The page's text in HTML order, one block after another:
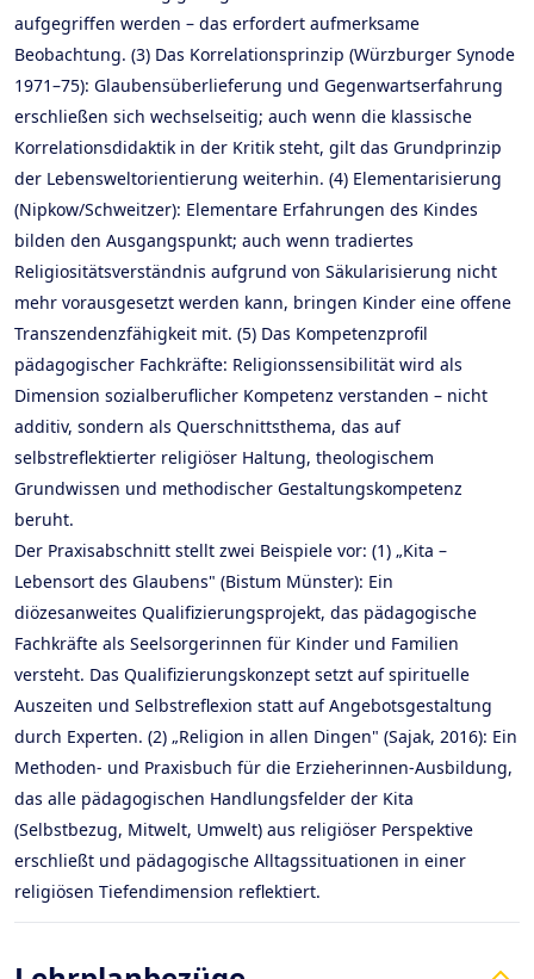
aufgegriffen werden – das erfordert aufmerksame
Beobachtung. (3) Das Korrelationsprinzip (Würzburger Synode
1971–75): Glaubensüberlieferung und Gegenwartserfahrung
erschließen sich wechselseitig; auch wenn die klassische
Korrelationsdidaktik in der Kritik steht, gilt das Grundprinzip
der Lebensweltorientierung weiterhin. (4) Elementarisierung
(Nipkow/Schweitzer): Elementare Erfahrungen des Kindes
bilden den Ausgangspunkt; auch wenn tradiertes
Religiositätsverständnis aufgrund von Säkularisierung nicht
mehr vorausgesetzt werden kann, bringen Kinder eine offene
Transzendenzfähigkeit mit. (5) Das Kompetenzprofil
pädagogischer Fachkräfte: Religionssensibilität wird als
Dimension sozialberuflicher Kompetenz verstanden – nicht
additiv, sondern als Querschnittsthema, das auf
selbstreflektierter religiöser Haltung, theologischem
Grundwissen und methodischer Gestaltungskompetenz
beruht.
Der Praxisabschnitt stellt zwei Beispiele vor: (1) „Kita –
Lebensort des Glaubens" (Bistum Münster): Ein
diözesanweites Qualifizierungsprojekt, das pädagogische
Fachkräfte als Seelsorgerinnen für Kinder und Familien
versteht. Das Qualifizierungskonzept setzt auf spirituelle
Auszeiten und Selbstreflexion statt auf Angebotsgestaltung
durch Experten. (2) „Religion in allen Dingen" (Sajak, 2016): Ein
Methoden- und Praxisbuch für die Erzieherinnen-Ausbildung,
das alle pädagogischen Handlungsfelder der Kita
(Selbstbezug, Mitwelt, Umwelt) aus religiöser Perspektive
erschließt und pädagogische Alltagssituationen in einer
religiösen Tiefendimension reflektiert.